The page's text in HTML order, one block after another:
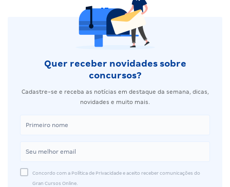
Quer receber novidades sobre
concursos?
Cadastre-se e receba as notícias em destaque da semana, dicas,
novidades e muito mais.
Concordo com a Política de Privacidade e aceito receber comunicações do
Gran Cursos Online.